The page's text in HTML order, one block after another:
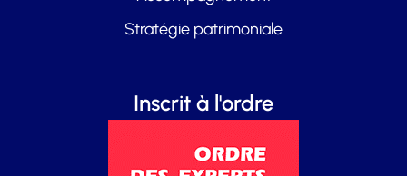
Stratégie patrimoniale
Inscrit à l'ordre